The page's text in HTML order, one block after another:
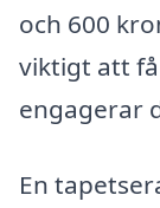
och 600
viktigt att
engagerar
En